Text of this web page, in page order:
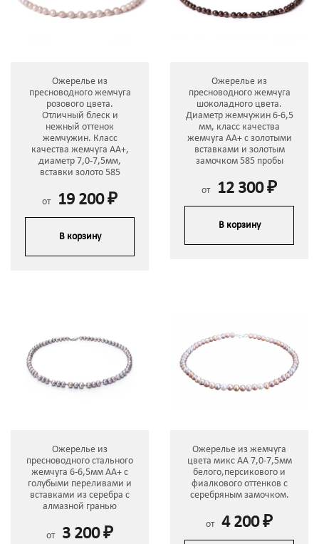
Ожерелье из
пресноводного жемчуга
розового цвета.
Отличный блеск и
нежный оттенок
жемчужин. Класс
качества жемчуга АА+,
диаметр 7,0-7,5мм,
вставки золото 585
от 19 200 ₽
В корзину
Ожерелье из
пресноводного жемчуга
шоколадного цвета.
Диаметр жемчужин 6-6,5
мм, класс качества
жемчуга АА+ с золотыми
вставками и золотым
замочком 585 пробы
от 12 300 ₽
В корзину
Ожерелье из
пресноводного стального
жемчуга 6-6,5мм АА+ с
голубыми переливами и
вставками из серебра с
алмазной гранью
от 3 200 ₽
Ожерелье из жемчуга
цвета микс АА 7,0-7,5мм
белого,персикового и
фиалкового оттенков с
серебряным замочком.
от 4 200 ₽